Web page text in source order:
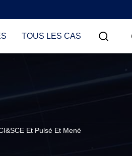
TOUS LES CAS
Et Pulsé Et Mené